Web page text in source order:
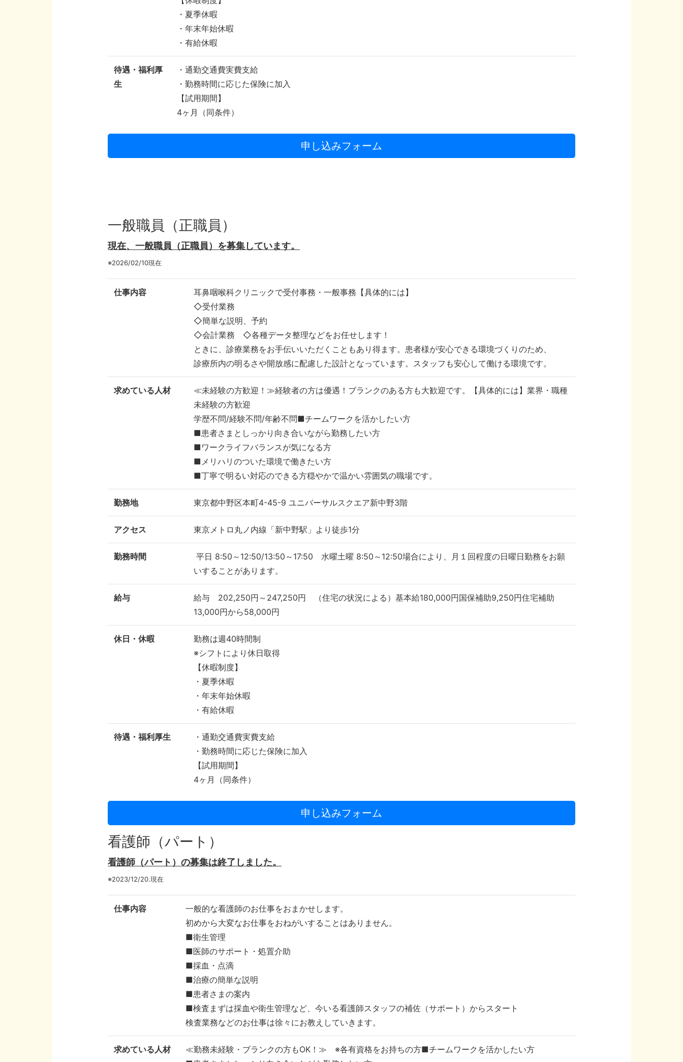
・夏季休暇
・年末年始休暇
・有給休暇
待遇・福利厚
生
・通勤交通費実費支給
・勤務時間に応じた保険に加入
【試用期間】
4ヶ月（同条件）
申し込みフォーム
一般職員（正職員）
現在、一般職員（正職員）を募集しています。
※2026/02/10現在
仕事内容
耳鼻咽喉科クリニックで受付事務・一般事務【具体的には】
◇受付業務
◇簡単な説明、予約
◇会計業務 ◇各種データ整理などをお任せします！
ときに、診療業務をお手伝いいただくこともあり得ます。患者様が安心できる環境づくりのため、
診療所内の明るさや開放感に配慮した設計となっています。スタッフも安心して働ける環境です。
求めている人材
≪未経験の方歓迎！≫経験者の方は優遇！ブランクのある方も大歓迎です。【具体的には】業界・職種
未経験の方歓迎
学歴不問/経験不問/年齢不問■チームワークを活かしたい方
■患者さまとしっかり向き合いながら勤務したい方
■ワークライフバランスが気になる方
■メリハリのついた環境で働きたい方
■丁寧で明るい対応のできる方穏やかで温かい雰囲気の職場です。
勤務地 東京都中野区本町4-45-9 ユニバーサルスクエア新中野3階
アクセス 東京メトロ丸ノ内線「新中野駅」より徒歩1分
勤務時間
平日 8:50～12:50/13:50～17:50 水曜土曜 8:50～12:50場合により、月１回程度の日曜日勤務をお願
いすることがあります。
給与
給与 202,250円～247,250円 （住宅の状況による）基本給180,000円国保補助9,250円住宅補助
13,000円から58,000円
休日・休暇
勤務は週40時間制
※シフトにより休日取得
【休暇制度】
・夏季休暇
・年末年始休暇
・有給休暇
待遇・福利厚生
・通勤交通費実費支給
・勤務時間に応じた保険に加入
【試用期間】
4ヶ月（同条件）
申し込みフォーム
看護師（パート）
看護師（パート）の募集は終了しました。
※2023/12/20.現在
仕事内容
一般的な看護師のお仕事をおまかせします。
初めから大変なお仕事をおねがいすることはありません。
■衛生管理
■医師のサポート・処置介助
■採血・点滴
■治療の簡単な説明
■患者さまの案内
■検査まずは採血や衛生管理など、今いる看護師スタッフの補佐（サポート）からスタート
検査業務などのお仕事は徐々にお教えしていきます。
求めている人材
≪勤務未経験・ブランクの方もOK！≫ ※各有資格をお持ちの方■チームワークを活かしたい方